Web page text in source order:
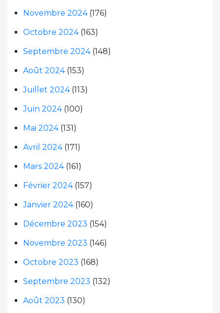
Novembre 2024(176)
Octobre 2024(163)
Septembre 2024(148)
Août 2024(153)
Juillet 2024(113)
Juin 2024(100)
Mai 2024(131)
Avril 2024(171)
Mars 2024(161)
Février 2024(157)
Janvier 2024(160)
Décembre 2023 (154)
Novembre 2023 (146)
Octobre 2023 (168)
Septembre 2023 (132)
Août 2023 (130)